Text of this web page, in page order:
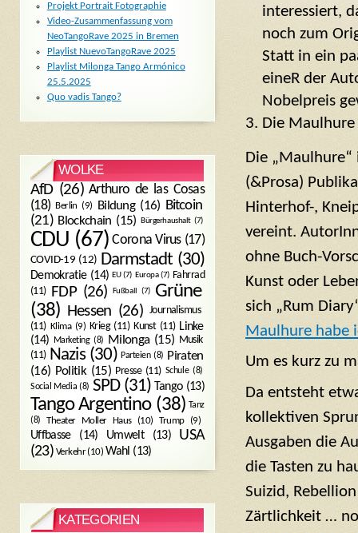
interessiert,
noch zum
Statt in ein
eineR der
Nobelpreis
Die
Die
(&Prosa)
Hinterhof-,
vereint.
ohne Buch-
Kunst oder
sich „Rum
Maulhure habe
Um es kurz zu
Da entsteht
kollektiven
Ausgaben die
die Tasten zu
Suizid,
Zärtlichkeit …
Projekt Portrait Fotographie
Video-Zusammenfassung vom
NeoTangoRave 2025 in Bremen
Playlist NuevoTangoRave 2025
Playlist Milonga Tango Armónico
25.5.2025
Quo vadis Tango?
WOLKE
AfD(26) Arthuro de las Cosas
(18) Berlin (9) Bildung(16) Bitcoin
(21) Blockchain (15) Bürgerhaushalt (7)
CDU (67) Corona Virus(17)
COVID-19 (12) Darmstadt (30)
Demokratie(14) EU(7) Europa(7) Fahrrad
(11)
FDP(26) Fußball (7)
Grüne
(38) Hessen (26) Journalismus
(11) Klima(9) Krieg(11) Kunst(11) Linke
(14) Marketing(8) Milonga(15) Musik
(11) Nazis(30) Parteien(8) Piraten
(16) Politik(15) Presse(11) Schule(8)
Social Media (8) SPD(31) Tango(13)
Tango Argentino(38) Tanz
(8)
Theater Moller Haus(10) Trump(9)
Uffbasse(14) Umwelt(13)
USA
(23) Verkehr(10) Wahl (13)
KATEGORIEN